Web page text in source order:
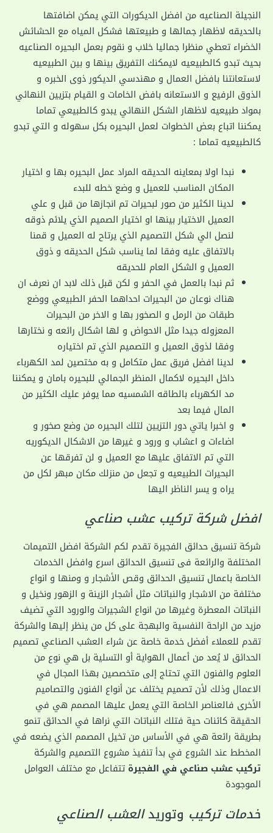
النجيلة الصناعيه من افضل الديكورات التي يمكن اضافتها
بالحديقه لاظهار جمالها و طبيعتها فشكل المياه مع الحشائش
الخضراء تعطي منظرا جماليا خلاب و نقوم بعمل البحيره الصناعيه
بحيث تبدو كالطبيعيه لايمكنك التفريق بينها و بين الطبيعيه
لاستعانتنا بافضل العمال و مهندسي الديكور ذوى الخبره و
الذوق الرفيع و الاستعانه بافض الخامات و القيام بتزيين النهائي
بمواد طبيعيه لاظهار الشكل النهائي يبدو كالطبيعي تماما
يمكننا اتباع بعض الخطوات لعمل البحيره بكل سهوله و التي تبدو
كالطبيعيه تماما :
نبدا اولا بمعاينه الحديقه المراد عمل البحيره بها و اختيار
المكان المناسب للعميل و وضع خطه للبدء
لدينا الكثير من صور لبحيرات تم انجازها من قبل و علي
العميل الاختيار بينها او اختيار الصميم الذي يلائم ذوقه
لنصل الي شكل التصميم الذي يرتاح له العميل و قمنا
بالاتفاق عليه وفقا لما يناسب شكل الحديقه و ذوق
العميل و الشكل العام للحديقه
ثم نبدا بالعمل في الحفر و لكن قبل ذلك لابد ان نعرف ان
هناك نوعان من البحيرات احداهما الحفر الطبيعي ووضع
طبقات من الرمل و الصخور بها و الاخر من البحيرات
المعزوله جيدا مثل الاحواض و لها اشكال رائعه و نختارها
وفقا لذوق العميل و التصميم الذي تم اختياره
لدينا افضل فريق عمل متكامل و به مختصين لمد الكهرباء
داخل البحيره لاكمال المنظر الجمالي للبحيره بامان و يمكننا
مد الكهرباء بالطاقه الشمسيه مما يوفر عليك الكثير من
المال فيما بعد
و اخبرا ياتي دور التزيين لتلك البحيره من وضع صخور و
اضاءات و اعشاب و ورود و غيرها من الاشكال الديكوريه
التي تم الاتفاق عليها مع العميل و لن تفرقها عن
البحيرات الطبيعيه و تجعل من منزلك مكان مبهر لكل من
يراه و يسر الناظر اليها
افضل شركة تركيب عشب صناعي
شركة تنسيق حدائق الفجيرة تقدم لكم الشركة افضل التميمات
المختلفة والرائعة فى تنسيق الحدائق اسرع وافضل الخدمات
الخاصة باعمال تنسيق الحدائق وقص الأشجار و ومنها و انواع
مختلفة من الاشجار والنباتات مثل أشجار الزينة و الزهور ونخيل و
النباتات المعطرة وغيرها من انواع الشجيرات والورود التي تضيف
مزيد من الراحة النفسية والبهجة على كل من ينظر إليها والشركة
تقدم للعملاء أفضل خدمة خاصة عن شراء العشب الصناعي تصميم
الحدائق لا يُعد من أعمال الهواية أو التسلية بل هي نوع من
العلوم والفنون التي تحتاج إلى متخصصين بهذا المجال في
الاعمال وذلك لأن تصميم يختلف عن أنواع الفنون والتصاميم
الأخرى فالعناصر الخاصة التي يعمل عليها المصمم هي في
الحقيقة كائنات حية فتلك النباتات التي نراها في الحدائق تنمو
بطريقة رائعة هي في الأساس من تخيل المصمم الذي يضعه في
المخطط عند الشروع في بدأ تنفيذ مشروع التصميم والشركة
تركيب عشب صناعي في الفجيرة تتفاعل مع مختلف العوامل
الموجودة
خدمات تركيب وتوريدالعشب الصناعي